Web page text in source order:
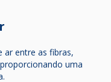
ar entre as fibras,
uma